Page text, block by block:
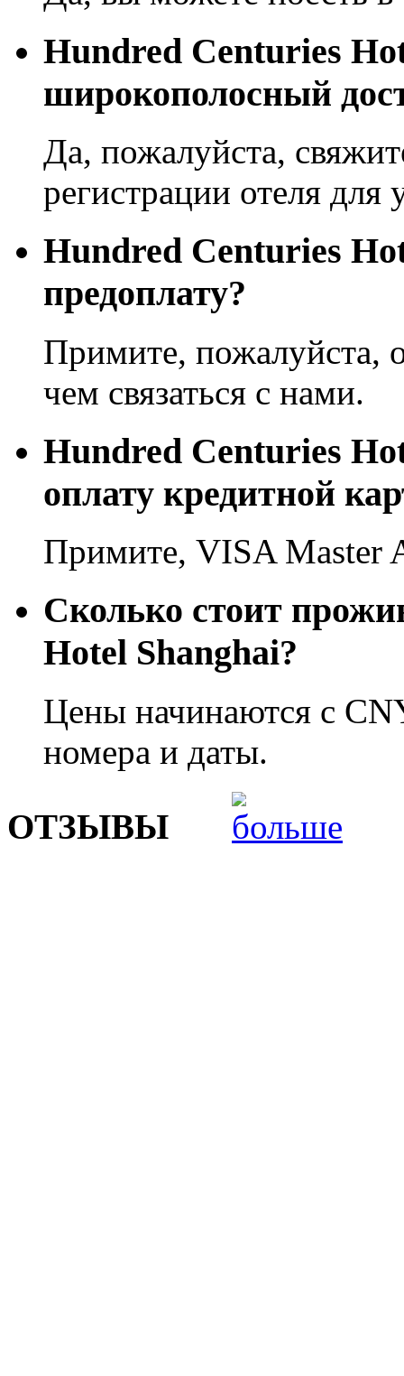
Hundred Centuries
широкополосный
Да, пожалуйста,
регистрации отеля для
Hundred Centuries
предоплату?
Примите, пожалуйста,
чем связаться с нами.
Hundred Centuries
оплату кредитной
Примите, VISA Master
Сколько стоит
Hotel Shanghai?
Цены начинаются с
номера и даты.
ОТЗЫВЫ